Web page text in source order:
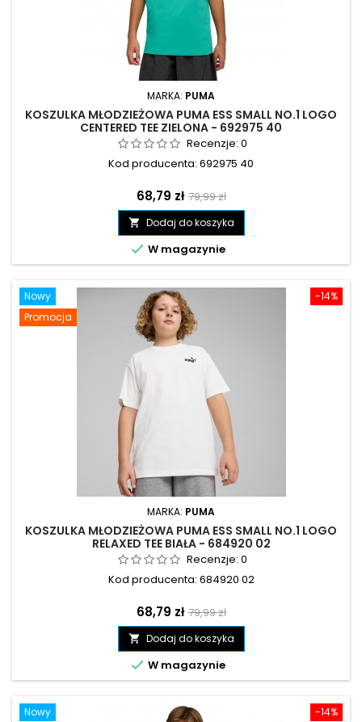
MARKA: PUMA
KOSZULKA MŁODZIEŻOWA PUMA ESS SMALL NO.1 LOGO
CENTERED TEE ZIELONA - 692975 40
Recenzje: 0
Kod producenta: 692975 40
Cena
68,79 zł Cena
podstawowa
79,99 zł
 Dodaj do koszyka
 W magazynie
-14%
Nowy
Promocja
MARKA: PUMA
KOSZULKA MŁODZIEŻOWA PUMA ESS SMALL NO.1 LOGO
RELAXED TEE BIAŁA - 684920 02
Recenzje: 0
Kod producenta: 684920 02
Cena
68,79 zł Cena
podstawowa
79,99 zł
 Dodaj do koszyka
 W magazynie
-14%
Nowy